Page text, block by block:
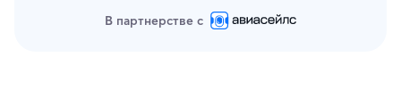
В партнерстве с